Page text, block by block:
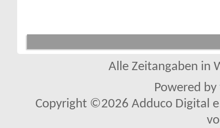
Alle Zeitangaben in
Powered by
Copyright ©2026 Adduco Digital